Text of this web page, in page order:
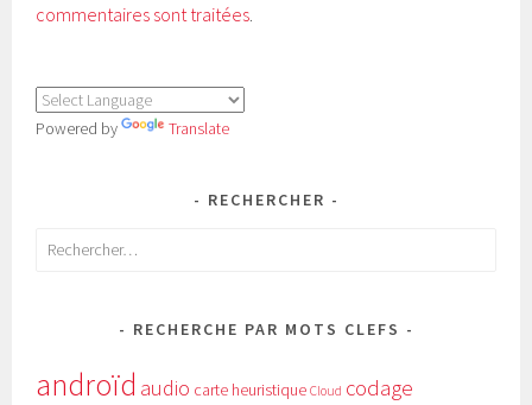
commentaires sont traitées.
Powered by Translate
RECHERCHER
Rechercher :
RECHERCHE PAR MOTS CLEFS
androïd audio carte heuristique Cloud codage